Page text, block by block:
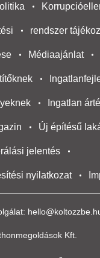
Kft.
rendszer
Médiaajánlat
Ingatlan
Új építésű
jelentés
nyilatkozat